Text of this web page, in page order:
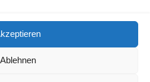
Ablehnen